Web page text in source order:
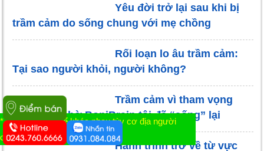
Yêu đời trở lại sau khi bị
trầm cảm do sống chung với mẹ chồng
Rối loạn lo âu trầm cảm:
Tại sao người khỏi, người không?
Trầm cảm vì tham vọng
làm giàu, nhờ BoniBrain tôi đã “sống” lại
Hành trình trở về từ vực
* Tác dụng có thể khác nhau tùy cơ địa người
dùng